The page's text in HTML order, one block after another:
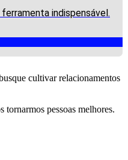
indispensável.
cultivar relacionamentos
tornarmos pessoas melhores.